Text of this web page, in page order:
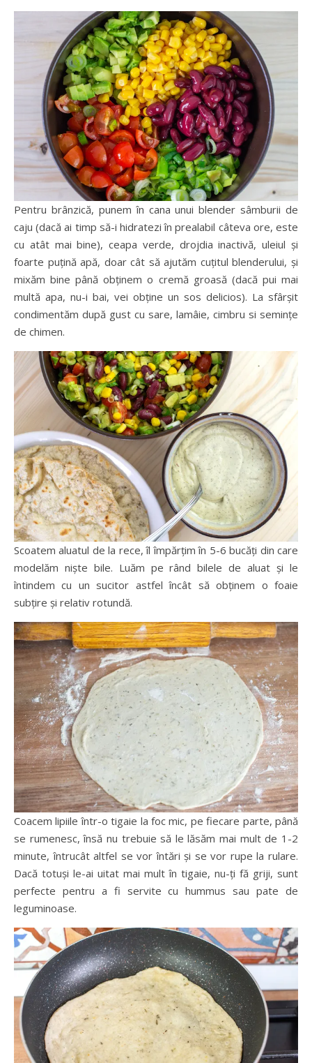
Pentru brânzică, punem în cana unui blender sâmburii de
caju (dacă ai timp să-i hidratezi în prealabil câteva ore, este
cu atât mai bine), ceapa verde, drojdia inactivă, uleiul și
foarte puțină apă, doar cât să ajutăm cuțitul blenderului, și
mixăm bine până obținem o cremă groasă (dacă pui mai
multă apa, nu-i bai, vei obține un sos delicios). La sfârșit
condimentăm după gust cu sare, lamâie, cimbru si semințe
de chimen.
Scoatem aluatul de la rece, îl împărțim în 5-6 bucăți din care
modelăm niște bile. Luăm pe rând bilele de aluat și le
întindem cu un sucitor astfel încât să obținem o foaie
subțire și relativ rotundă.
Coacem lipiile într-o tigaie la foc mic, pe fiecare parte, până
se rumenesc, însă nu trebuie să le lăsăm mai mult de 1-2
minute, întrucât altfel se vor întări și se vor rupe la rulare.
Dacă totuși le-ai uitat mai mult în tigaie, nu-ți fă griji, sunt
perfecte pentru a fi servite cu hummus sau pate de
leguminoase.